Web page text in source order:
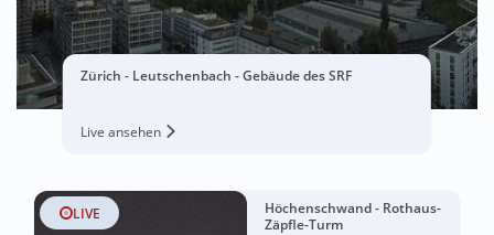
Zürich - Leutschenbach - Gebäude des SRF
Live ansehen
LIVE
Höchenschwand - Rothaus-
Zäpfle-Turm